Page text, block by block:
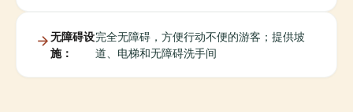
无障碍设
施：
完全无障碍，方便行动不便的游客；提供坡
道、电梯和无障碍洗手间